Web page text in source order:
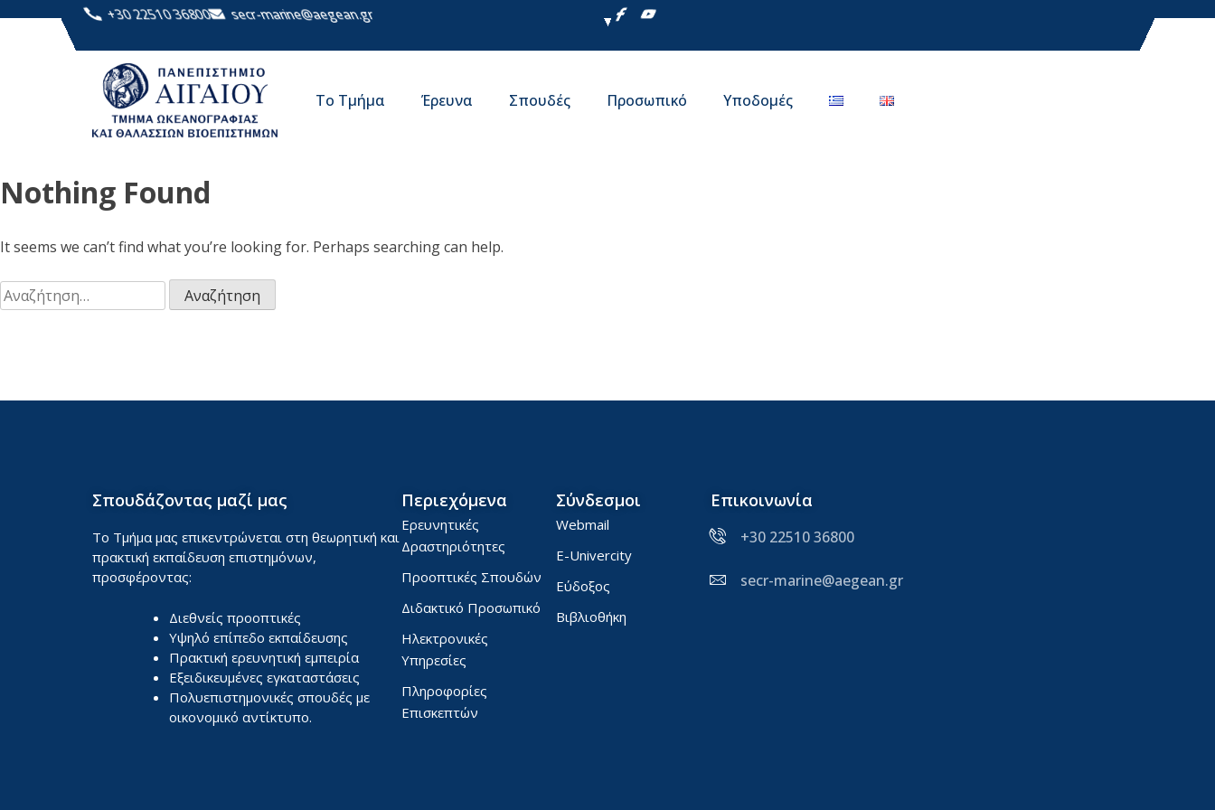
+30 22510 36800 secr-marine@aegean.gr
Το Τμήμα Έρευνα Σπουδές Προσωπικό Υποδομές
Nothing Found
It seems we can’t find what you’re looking for. Perhaps searching can help.
Σπουδάζοντας μαζί μας
Το Τμήμα μας επικεντρώνεται στη θεωρητική και
πρακτική εκπαίδευση επιστημόνων,
προσφέροντας:
Διεθνείς προοπτικές
Υψηλό επίπεδο εκπαίδευσης
Πρακτική ερευνητική εμπειρία
Εξειδικευμένες εγκαταστάσεις
Πολυεπιστημονικές σπουδές με
οικονομικό αντίκτυπο.
Περιεχόμενα
Ερευνητικές
Δραστηριότητες
Προοπτικές Σπουδών
Διδακτικό Προσωπικό
Ηλεκτρονικές
Υπηρεσίες
Πληροφορίες
Επισκεπτών
Σύνδεσμοι
Webmail
E-Univercity
Εύδοξος
Βιβλιοθήκη
Επικοινωνία
+30 22510 36800
secr-marine@aegean.gr